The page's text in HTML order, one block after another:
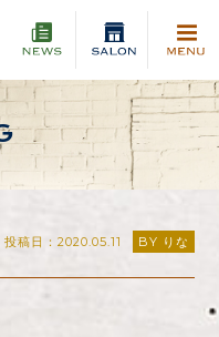
投稿日：2020.05.11 BY りな